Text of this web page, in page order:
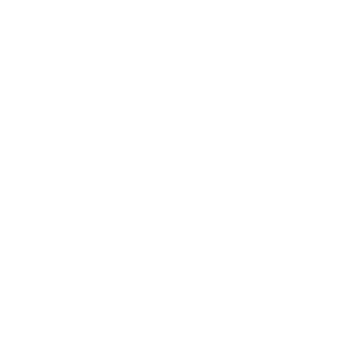
tröja, en stilren
som gör det enkelt
aktivt för att minska sitt
hållbara
– de är också ett